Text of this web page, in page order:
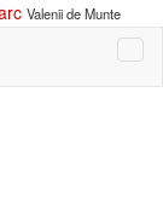
Valenii de Munte